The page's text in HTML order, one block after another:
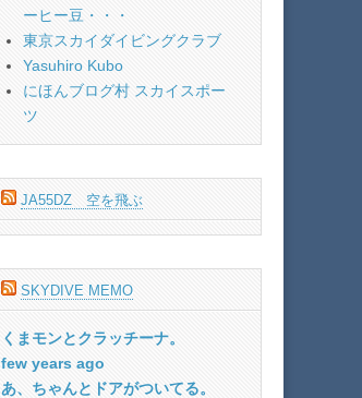
ーヒー豆・・・
東京スカイダイビングクラブ
Yasuhiro Kubo
にほんブログ村 スカイスポー
ツ
JA55DZ 空を飛ぶ
SKYDIVE MEMO
くまモンとクラッチーナ。
few years ago
あ、ちゃんとドアがついてる。